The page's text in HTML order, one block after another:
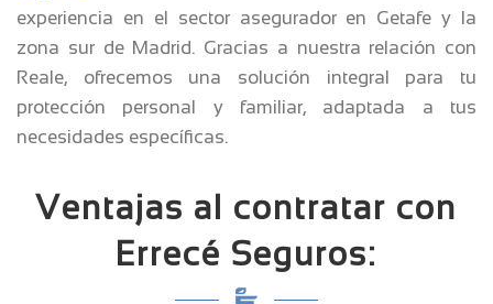
experiencia en el sector asegurador en Getafe y la
zona sur de Madrid. Gracias a nuestra relación con
Reale, ofrecemos una solución integral para tu
protección personal y familiar, adaptada a tus
necesidades específicas.
Ventajas al contratar con
Errecé Seguros: